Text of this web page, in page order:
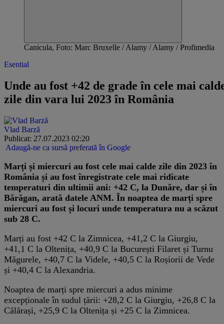
Canicula, Foto: Marc Bruxelle / Alamy / Alamy / Profimedia
Esential
Unde au fost +42 de grade în cele mai
zile din vara lui 2023 în România
Vlad Barză
Publicat: 27.07.2023 02:20
Adaugă-ne ca sursă preferată în Google
​Marți și miercuri au fost cele mai calde zile din 2023 în
România și au fost înregistrate cele mai ridicate
temperaturi din ultimii ani: +42 C, la Dunăre, dar și în
Bărăgan, arată datele ANM. În noaptea de marți spre
miercuri au fost și locuri unde temperatura nu a scăzut
sub 28 C.
Marți au fost +42 C la Zimnicea, +41,2 C la Giurgiu,
+41,1 C la Oltenița, +40,9 C la București Filaret și Turnu
Măgurele, +40,7 C la Videle, +40,5 C la Roșiorii de Vede
și +40,4 C la Alexandria.
Noaptea de marți spre miercuri a adus minime
excepționale în sudul țării: +28,2 C la Giurgiu, +26,8 C la
Călărași, +25,9 C la Oltenița și +25 C la Zimnicea.